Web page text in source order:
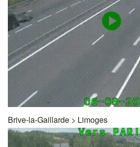
Brive-la-Gaillarde > Limoges